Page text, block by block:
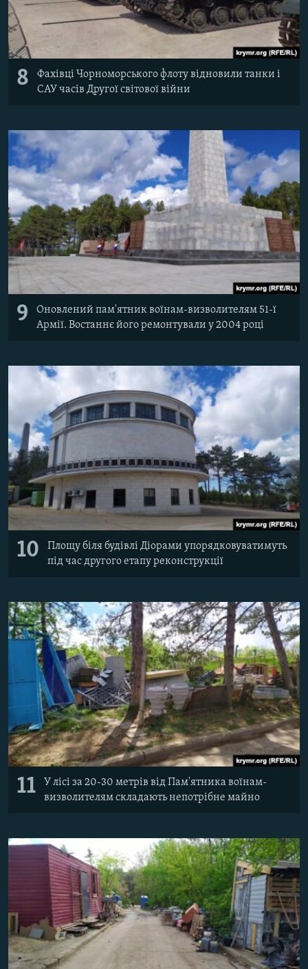
8
Фахівці Чорноморського флоту відновили танки і
САУ часів Другої світової війни
9
Оновлений пам'ятник воїнам-визволителям 51-ї
Армії. Востаннє його ремонтували у 2004 році
10
Площу біля будівлі Діорами упорядковуватимуть
під час другого етапу реконструкції
11
У лісі за 20-30 метрів від Пам'ятника воїнам-
визволителям складають непотрібне майно